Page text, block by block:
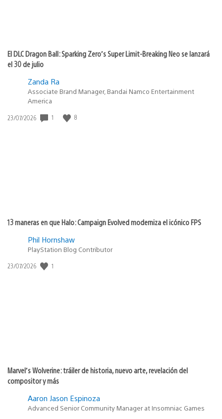
El DLC Dragon Ball: Sparking Zero’s Super Limit-Breaking Neo se lanzará
el 30 de julio
Zanda Ra
Associate Brand Manager, Bandai Namco Entertainment
America
Fecha
23/07/2026 1 8
13 maneras en que Halo: Campaign Evolved moderniza el icónico FPS
Phil Hornshaw
PlayStation Blog Contributor
Fecha
23/07/2026 1
Marvel’s Wolverine: tráiler de historia, nuevo arte, revelación del
compositor y más
Aaron Jason Espinoza
Advanced Senior Community Manager at Insomniac Games